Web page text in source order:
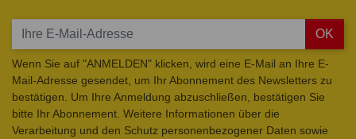
OK
Wenn Sie auf "ANMELDEN" klicken, wird eine E-Mail an Ihre E-
Mail-Adresse gesendet, um Ihr Abonnement des Newsletters zu
bestätigen. Um Ihre Anmeldung abzuschließen, bestätigen Sie
bitte Ihr Abonnement. Weitere Informationen über die
Verarbeitung und den Schutz personenbezogener Daten sowie